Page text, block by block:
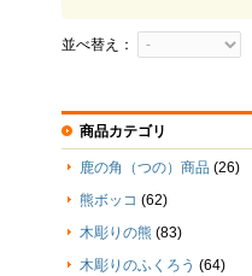
並べ替え：
商品カテゴリ
鹿の角（つの）商品 (26)
熊ボッコ (62)
木彫りの熊 (83)
木彫りのふくろう (64)